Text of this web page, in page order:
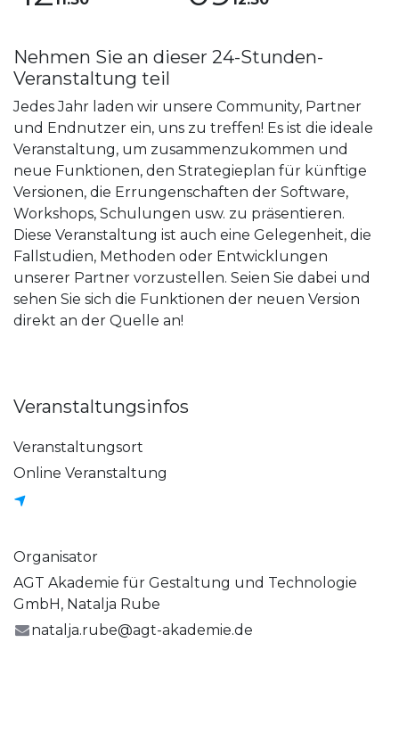
Nehmen Sie an dieser 24-Stunden-
Veranstaltung teil
Jedes Jahr laden wir unsere Community, Partner
und Endnutzer ein, uns zu treffen! Es ist die ideale
Veranstaltung, um zusammenzukommen und
neue Funktionen, den Strategieplan für künftige
Versionen, die Errungenschaften der Software,
Workshops, Schulungen usw. zu präsentieren.
Diese Veranstaltung ist auch eine Gelegenheit, die
Fallstudien, Methoden oder Entwicklungen
unserer Partner vorzustellen. Seien Sie dabei und
sehen Sie sich die Funktionen der neuen Version
direkt an der Quelle an!
Veranstaltungsinfos
Veranstaltungsort
Online Veranstaltung
Organisator
AGT Akademie für Gestaltung und Technologie
GmbH, Natalja Rube
natalja.rube@agt-akademie.de